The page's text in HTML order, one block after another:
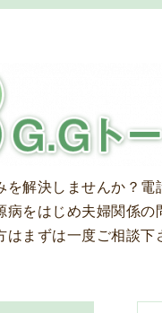
を解決しませんか？ 電
病をはじめ夫婦関係
はまずは一度ご相談下